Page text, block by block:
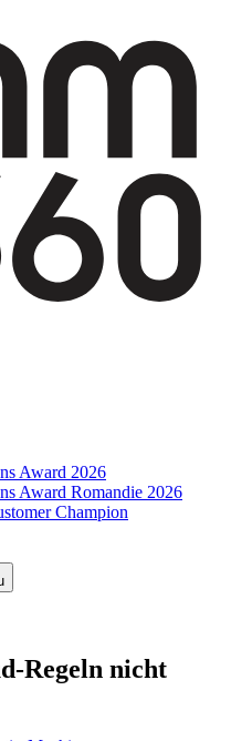
Award 2026
Award Romandie 2026
Champion
Regeln nicht